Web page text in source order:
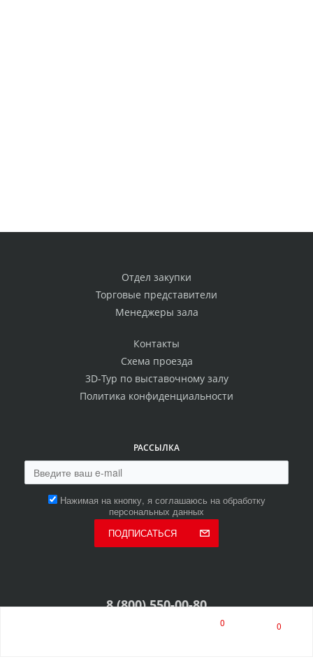
Отдел закупки
Торговые представители
Менеджеры зала
Контакты
Схема проезда
3D-Тур по выставочному залу
Политика конфиденциальности
РАССЫЛКА
Нажимая на кнопку, я соглашаюсь на обработку
персональных данных
ПОДПИСАТЬСЯ
8 (800) 550-00-80
0 0